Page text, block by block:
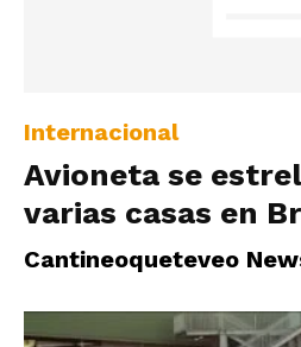
Internacional
Avioneta se
varias casas en
Cantineoqueteveo